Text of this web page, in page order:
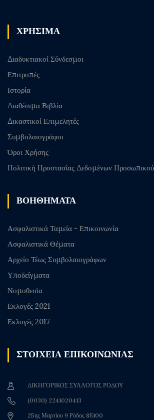
ΧΡΗΣΙΜΑ
Διαδυκτιακοί Σύνδεσμοι
Επιτροπές
Ιστορία
Διαθέσιμα Βιβλία
Δικαστικοί Επιμελητές
Συμβολαιογράφοι
Όροι Χρήσης
Πολιτική Προστασίας Δεδομένων
ΒΟΗΘΗΜΑΤΑ
Ασφαλιστικά Ταμεία - Επικοινωνία
Ασφαλιστικά Θέματα
Αρχείο Τέως Συμβολαιογράφων
Υποδείγματα
Νομοθεσία
Εκλογές 2021
Εκλογές 2017
ΣΤΟΙΧΕΙΑ ΕΠΙΚΟΙΝΩΝΙΑΣ
ΔΙΚΗΓΟΡΙΚΟΣ ΣΥΛΛΟΓΟΣ ΡΟΔΟΥ
(0030) 2241020413
25ης Μαρτίου 9 Ρόδος 85100